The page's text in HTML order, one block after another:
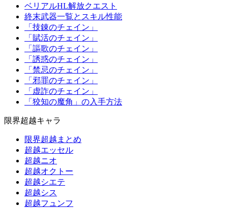
ベリアルHL解放クエスト
終末武器一覧とスキル性能
「技錬のチェイン」
「賦活のチェイン」
「謳歌のチェイン」
「誘惑のチェイン」
「禁忌のチェイン」
「邪罪のチェイン」
「虚詐のチェイン」
「狡知の魔角」の入手方法
限界超越キャラ
限界超越まとめ
超越エッセル
超越ニオ
超越オクトー
超越シエテ
超越シス
超越フュンフ